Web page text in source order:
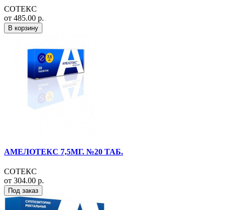
СОТЕКС
от 485.00 р.
В корзину
АМЕЛОТЕКС 7,5МГ. №20 ТАБ.
СОТЕКС
от 304.00 р.
Под заказ